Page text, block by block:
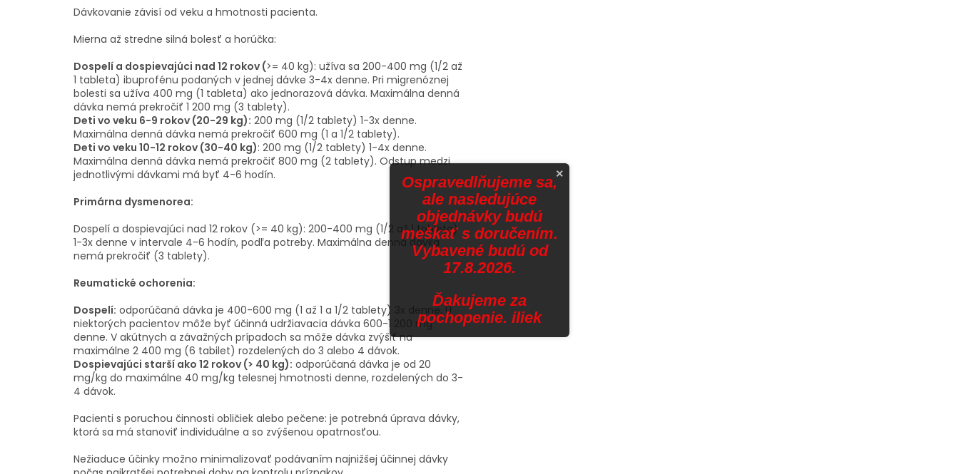
Dávkovanie závisí od veku a hmotnosti pacienta.
Mierna až stredne silná bolesť a horúčka:
Dospelí a dospievajúci nad 12 rokov (>= 40 kg): užíva sa 200-400 mg (1/2 až
1 tableta) ibuprofénu podaných v jednej dávke 3-4x denne. Pri migrenóznej
bolesti sa užíva 400 mg (1 tableta) ako jednorazová dávka. Maximálna denná
dávka nemá prekročiť 1 200 mg (3 tablety).
Deti vo veku 6-9 rokov (20-29 kg): 200 mg (1/2 tablety) 1-3x denne.
Maximálna denná dávka nemá prekročiť 600 mg (1 a 1/2 tablety).
Deti vo veku 10-12 rokov (30-40 kg): 200 mg (1/2 tablety) 1-4x denne.
Maximálna denná dávka nemá prekročiť 800 mg (2 tablety). Odstup medzi
jednotlivými dávkami má byť 4-6 hodín.
Primárna dysmenorea:
Dospelí a dospievajúci nad 12 rokov (>= 40 kg): 200-400 mg (1/2 až 1 tableta)
1-3x denne v intervale 4-6 hodín, podľa potreby. Maximálna denná dávka
nemá prekročiť (3 tablety).
Reumatické ochorenia:
Dospelí: odporúčaná dávka je 400-600 mg (1 až 1 a 1/2 tablety) 3x denne. U
niektorých pacientov môže byť účinná udržiavacia dávka 600-1 200 mg
denne. V akútnych a závažných prípadoch sa môže dávka zvýšiť na
maximálne 2 400 mg (6 tabilet) rozdelených do 3 alebo 4 dávok.
Dospievajúci starší ako 12 rokov (> 40 kg): odporúčaná dávka je od 20
mg/kg do maximálne 40 mg/kg telesnej hmotnosti denne, rozdelených do 3-
4 dávok.
Pacienti s poruchou činnosti obličiek alebo pečene: je potrebná úprava dávky,
ktorá sa má stanoviť individuálne a so zvýšenou opatrnosťou.
Nežiaduce účinky možno minimalizovať podávaním najnižšej účinnej dávky
×
Ospravedlňujeme sa,
ale nasledujúce
objednávky budú
meškať s doručením.
Vybavené budú od
17.8.2026.
Ďakujeme za
pochopenie. iliek